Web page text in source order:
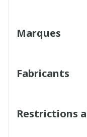
Marques
Fabricants
Restrictions